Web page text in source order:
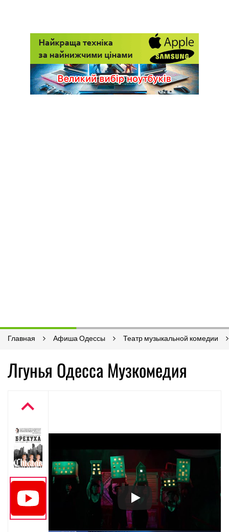
Главная Афиша Одессы Театр музыкальной комедии
Лгунья Одесса Музкомедия